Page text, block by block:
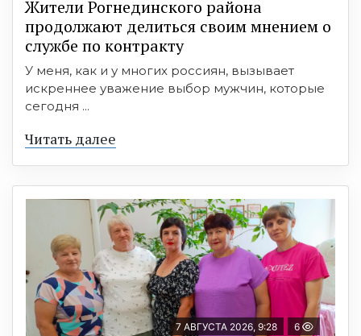
Жители Рогнединского района
продолжают делиться своим мнением о
службе по контракту
У меня, как и у многих россиян, вызывает
искреннее уважение выбор мужчин, которые
сегодня ...
Читать далее
7 АВГУСТА 2026, 9:28 6